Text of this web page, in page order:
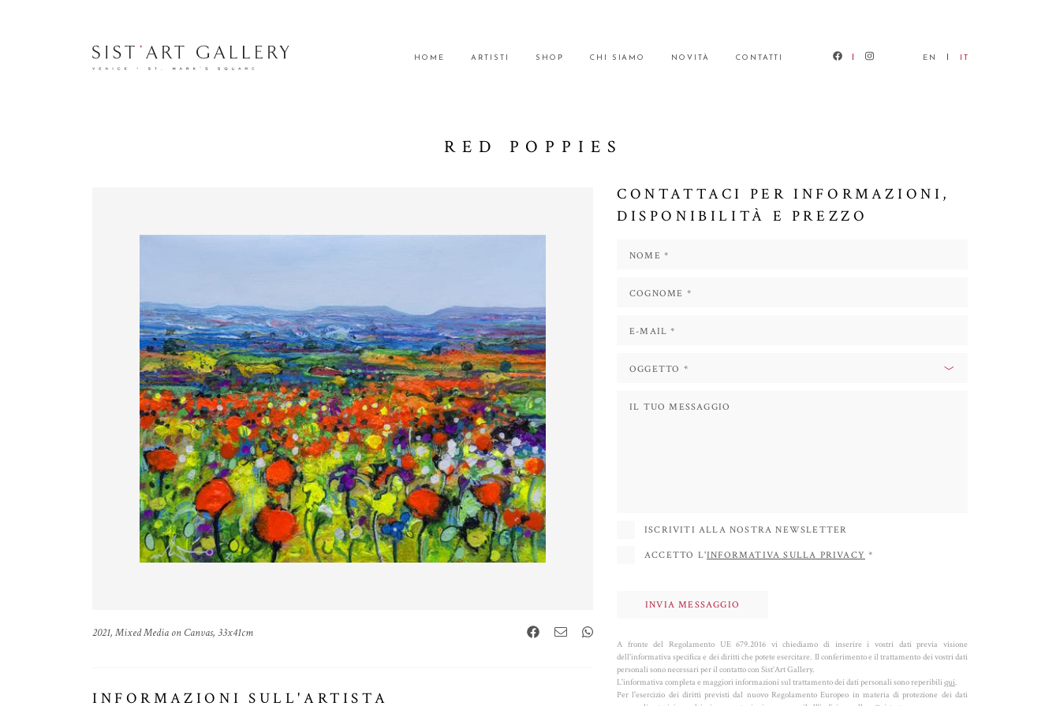
HOME ARTISTI SHOP CHI SIAMO NOVITÀ CONTATTI EN IT
RED POPPIES
2021, Mixed Media on Canvas, 33x41cm
INFORMAZIONI SULL'ARTISTA
CONTATTACI PER INFORMAZIONI,
DISPONIBILITÀ E PREZZO
ISCRIVITI ALLA NOSTRA NEWSLETTER
ACCETTO L'INFORMATIVA SULLA PRIVACY *
A fronte del Regolamento UE 679.2016 vi chiediamo di inserire i vostri dati previa visione
dell'informativa specifica e dei diritti che potete esercitare. Il conferimento e il trattamento dei vostri dati
personali sono necessari per il contatto con Sist’Art Gallery.
L'informativa completa e maggiori informazioni sul trattamento dei dati personali sono reperibiliqui.
Per l'esercizio dei diritti previsti dal nuovo Regolamento Europeo in materia di protezione dei dati